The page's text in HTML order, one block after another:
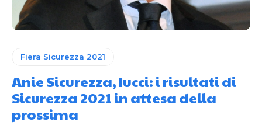
Fiera Sicurezza 2021
Anie Sicurezza, Iucci: i risultati di
Sicurezza 2021 in attesa della
prossima